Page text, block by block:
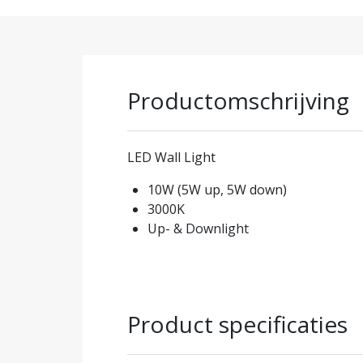
Productomschrijving
LED Wall Light
10W (5W up, 5W down)
3000K
Up- & Downlight
Product specificaties